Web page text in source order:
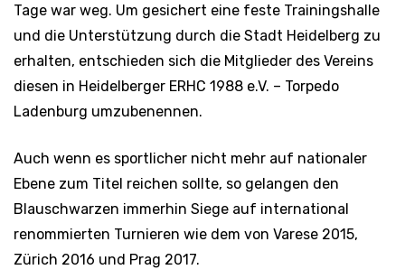
Tage war weg. Um gesichert eine feste Trainingshalle
und die Unterstützung durch die Stadt Heidelberg zu
erhalten, entschieden sich die Mitglieder des Vereins
diesen in Heidelberger ERHC 1988 e.V. – Torpedo
Ladenburg umzubenennen.
Auch wenn es sportlicher nicht mehr auf nationaler
Ebene zum Titel reichen sollte, so gelangen den
Blauschwarzen immerhin Siege auf international
renommierten Turnieren wie dem von Varese 2015,
Zürich 2016 und Prag 2017.